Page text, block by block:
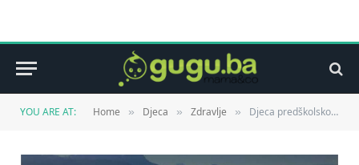
YOU ARE AT: Home » Djeca » Zdravlje » Djeca predškolskog uzrasta i trudnice rizična kategorija stanovništva zbog zagađenja zraka